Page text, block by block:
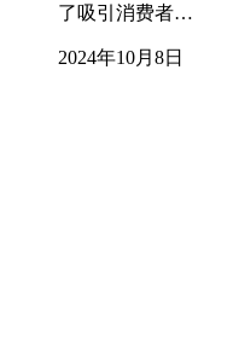
了吸引消费者…
2024年10月8日